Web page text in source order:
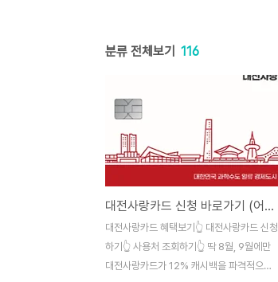
분류 전체보기 116
대전사랑카드 신청 바로가기 (어플 다운로드, 사용처 조회하기)
대전사랑카드 혜택보기👆 대전사랑카드 신청
하기👆 사용처 조회하기👆 딱 8월, 9월에만
대전사랑카드가 12% 캐시백을 파격적으로